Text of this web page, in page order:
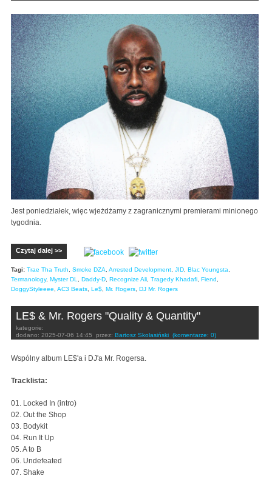
Jest poniedziałek, więc wjeżdżamy z zagranicznymi premierami minionego
tygodnia.
Czytaj dalej >>
Tagi: Trae Tha Truth Smoke DZA Arrested Development JID Blac Youngsta
Termanology, Myster DL Daddy-D Recognize Ali Tragedy Khadafi Fiend
DoggyStyleeee AC3 Beats Le$ Mr. Rogers DJ Mr. Rogers
LE$ & Mr. Rogers "Quality & Quantity"
kategorie:
dodano: 2025-07-06 14:45 przez: Bartosz Skolasiński (komentarze: 0)
Wspólny album LE$'a i DJ'a Mr. Rogersa.
Tracklista:
01. Locked In (intro)
02. Out the Shop
03. Bodykit
04. Run It Up
05. A to B
06. Undefeated
07. Shake